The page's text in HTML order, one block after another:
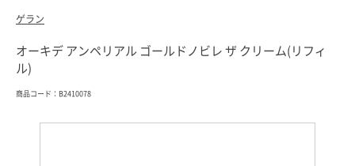
ゲラン
オーキデ アンペリアル ゴールドノビレ ザ クリーム(リフィ
ル)
商品コード：B2410078